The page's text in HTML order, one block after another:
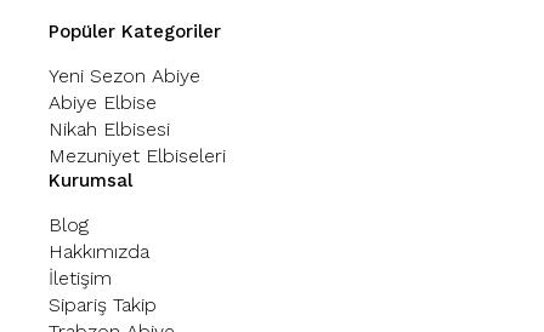
Popüler Kategoriler
Yeni Sezon Abiye
Abiye Elbise
Nikah Elbisesi
Mezuniyet Elbiseleri
Kurumsal
Blog
Hakkımızda
İletişim
Sipariş Takip